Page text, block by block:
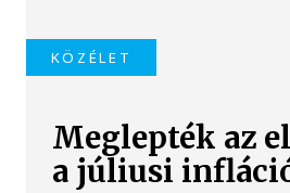
KÖZÉLET
Meglepték az
a júliusi